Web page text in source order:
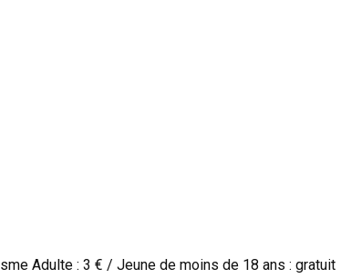
Adulte : 3 € / Jeune de moins de 18 ans : gratuit